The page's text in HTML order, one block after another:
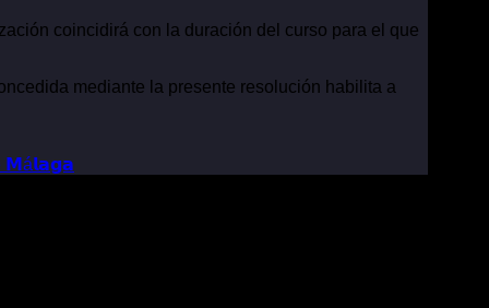
coincidirá con la duración del curso para el que
mediante la presente resolución habilita a
𝗠á𝗹𝗮𝗴𝗮